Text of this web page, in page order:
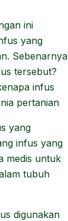
ini
yang
Sebenarnya
tersebut?
infus
pertanian
yang
infus yang
medis untuk
tubuh
digunakan